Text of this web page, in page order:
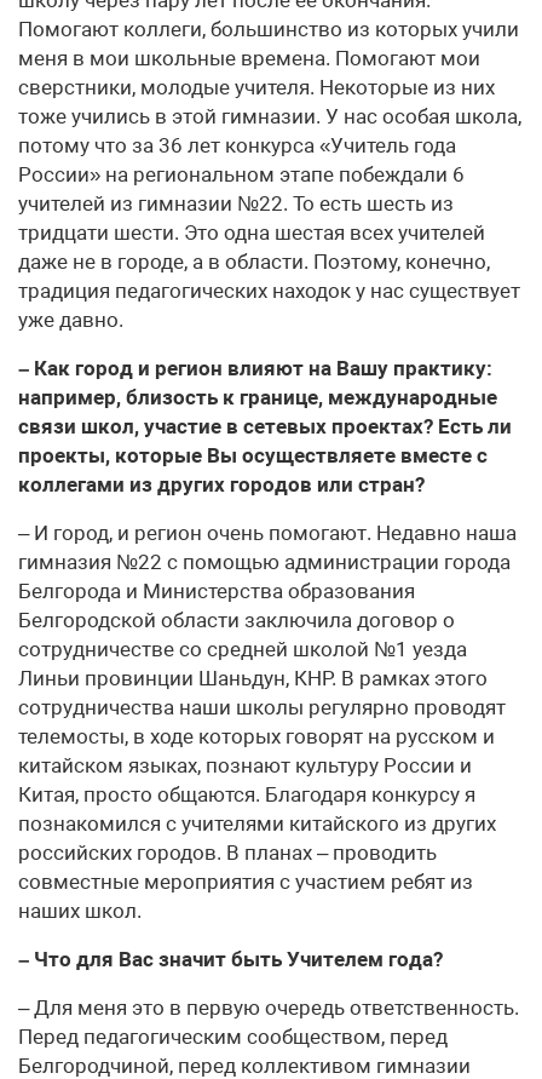
Помогают коллеги, большинство из которых учили
меня в мои школьные времена. Помогают мои
сверстники, молодые учителя. Некоторые из них
тоже учились в этой гимназии. У нас особая школа,
потому что за 36 лет конкурса «Учитель года
России» на региональном этапе побеждали 6
учителей из гимназии №22. То есть шесть из
тридцати шести. Это одна шестая всех учителей
даже не в городе, а в области. Поэтому, конечно,
традиция педагогических находок у нас существует
уже давно.
– Как город и регион влияют на Вашу практику:
например, близость к границе, международные
связи школ, участие в сетевых проектах? Есть ли
проекты, которые Вы осуществляете вместе с
коллегами из других городов или стран?
– И город, и регион очень помогают. Недавно наша
гимназия №22 с помощью администрации города
Белгорода и Министерства образования
Белгородской области заключила договор о
сотрудничестве со средней школой №1 уезда
Линьи провинции Шаньдун, КНР. В рамках этого
сотрудничества наши школы регулярно проводят
телемосты, в ходе которых говорят на русском и
китайском языках, познают культуру России и
Китая, просто общаются. Благодаря конкурсу я
познакомился с учителями китайского из других
российских городов. В планах – проводить
совместные мероприятия с участием ребят из
наших школ.
– Что для Вас значит быть Учителем года?
– Для меня это в первую очередь ответственность.
Перед педагогическим сообществом, перед
Белгородчиной, перед коллективом гимназии